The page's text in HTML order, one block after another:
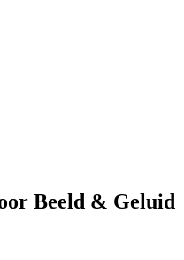
Beeld & Geluid